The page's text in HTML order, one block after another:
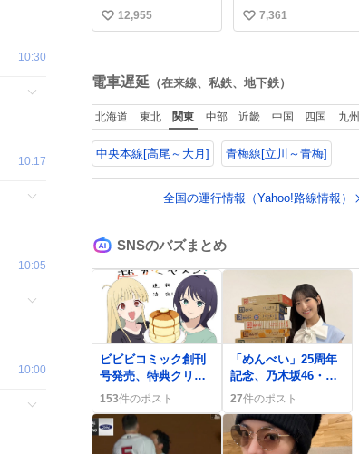
10:30
10:17
10:05
10:00
かないから京都の寺
にある庭みたいにな
い
数
12,955
ドウ球菌のエンテロ
トキシン（耐熱性毒
なく処分が決まりま
した」
い
数
7,361
電車遅延 （在来線、私鉄、地下鉄）
北海道 東北 関東 中部 近畿 中国 四国 九州
中央本線[高尾～大月] 青梅線[立川～青梅]
全国の運行情報（Yahoo!路線情報）
SNSのバズまとめ
ビビビコミック創刊
号発売、特典クリア
カードと0話無料公開
でファン歓喜
153件のポスト
「めんべい」25周年
記念、乃木坂46・一
ノ瀬美空とのコラボ
動画公開決定にファ
ン歓喜
27件のポスト